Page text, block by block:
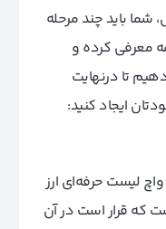
شما باید چند مرحله
معرفی کرده و
تا در‌نهایت
ایجاد کنید:
واچ لیست حرفه‌ای ارز
که قرار است در آن